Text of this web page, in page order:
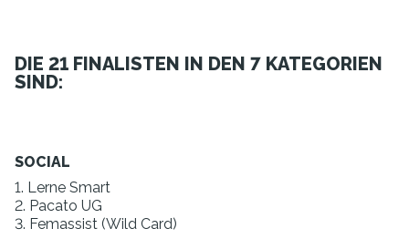
DIE 21 FINALISTEN IN DEN 7 KATEGORIEN
SIND:
SOCIAL
1. Lerne Smart
2. Pacato UG
3. Femassist (Wild Card)